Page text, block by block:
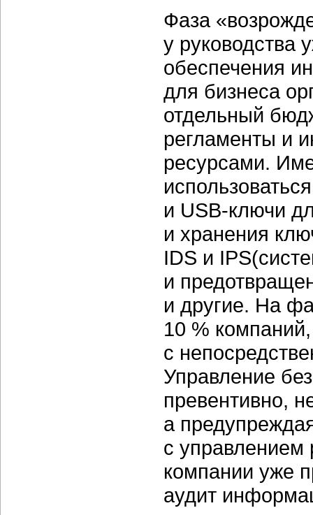
Фаза
у руководства
обеспечения
для бизнеса
отдельный
регламенты и
ресурсами.
и USB-ключи
и хранения
IDS и
и
и другие. На
10 %
с
Управление
превентивно,
а
с управлением
компании уже
аудит